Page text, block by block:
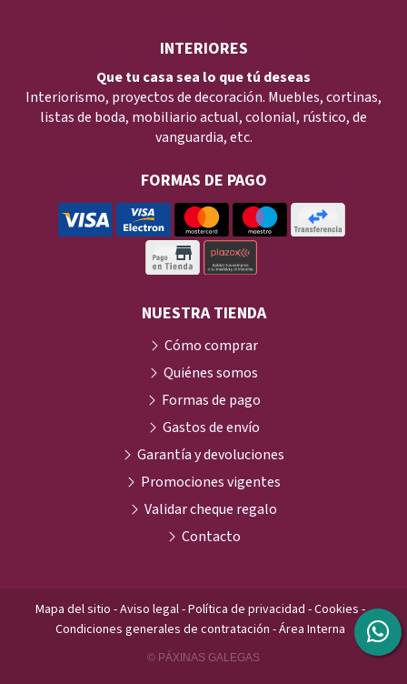
INTERIORES
Que tu casa sea lo que tú deseas
Interiorismo, proyectos de decoración. Muebles, cortinas,
listas de boda, mobiliario actual, colonial, rústico, de
vanguardia, etc.
FORMAS DE PAGO
NUESTRA TIENDA
Cómo comprar
Quiénes somos
Formas de pago
Gastos de envío
Garantía y devoluciones
Promociones vigentes
Validar cheque regalo
Contacto
Mapa del sitio -Aviso legal-Política de privacidad -Cookies -
Condiciones generales de contratación -Área Interna
© PÁXINAS GALEGAS